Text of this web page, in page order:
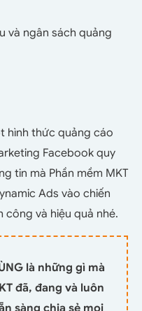
và ngân sách quảng
hình thức quảng cáo
Facebook quy
tin mà Phần mềm MKT
Ads vào chiến
và hiệu quả nhé.
là những gì mà
đã, đang và luôn
sàng chia sẻ mọi